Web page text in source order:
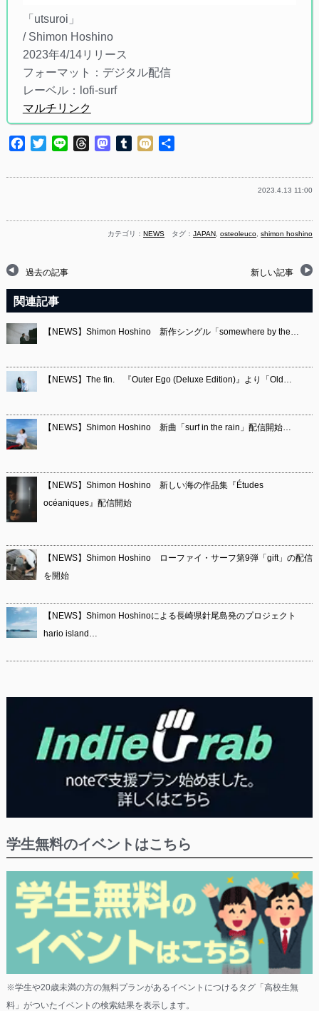
「utsuroi」
/ Shimon Hoshino
2023年4/14リリース
フォーマット：デジタル配信
レーベル：lofi-surf
マルチリンク
Facebook
TwitterLine ThreadsMastodon
Tumblr
Mixi
2023.4.13 11:00
カテゴリ： NEWS タグ：JAPAN,osteoleuco,shimon hoshino
過去の記事 新しい記事
関連記事
【NEWS】Shimon Hoshino 新作シングル「somewhere by the…
【NEWS】The fin. 『Outer Ego (Deluxe Edition)』より「Old…
【NEWS】Shimon Hoshino 新曲「surf in the rain」配信開始…
【NEWS】Shimon Hoshino 新しい海の作品集『Études
océaniques』配信開始
【NEWS】Shimon Hoshino ローファイ・サーフ第9弾「gift」の配信
を開始
【NEWS】Shimon Hoshinoによる長崎県針尾島発のプロジェクト
hario island…
学生無料のイベントはこちら
※学生や20歳未満の方の無料プランがあるイベントにつけるタグ「高校生無
料」がついたイベントの検索結果を表示します。